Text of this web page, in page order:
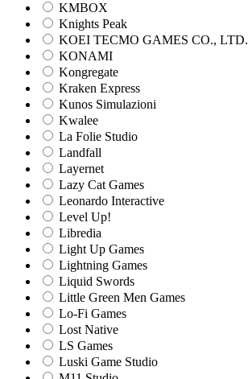
KMBOX
Knights Peak
KOEI TECMO GAMES CO., LTD.
KONAMI
Kongregate
Kraken Express
Kunos Simulazioni
Kwalee
La Folie Studio
Landfall
Layernet
Lazy Cat Games
Leonardo Interactive
Level Up!
Libredia
Light Up Games
Lightning Games
Liquid Swords
Little Green Men Games
Lo-Fi Games
Lost Native
LS Games
Luski Game Studio